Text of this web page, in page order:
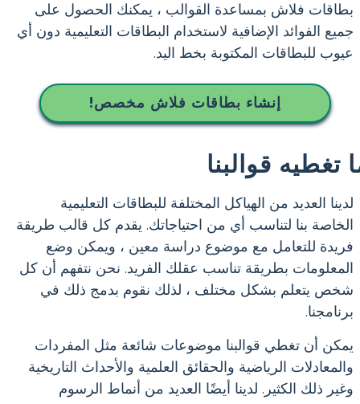
بطاقات فلاش بمساعدة القوالب ، يمكنك الحصول على
جميع الفوائد الإضافية لاستخدام البطاقات التعليمية دون أي
عيوب للبطاقات المكتوبة بخط اليد.
إنشاء بطاقات فلاش مخصص!
تغطيه قوالبنا
لدينا العديد من الهياكل المختلفة للبطاقات التعليمية
الخاصة بنا لتناسب أي من احتياجاتك. يقدم كل قالب طريقة
فريدة للتعامل مع موضوع دراسة معين ، ويمكن وضع
المعلومات بطريقة تناسب عقلك الفريد. نحن نتفهم أن كل
شخص يتعلم بشكل مختلف ، لذلك نقوم بدمج ذلك في
برنامجنا.
يمكن أن تغطي قوالبنا موضوعات شائعة مثل المفردات
والمعادلات الرياضية والحقائق العلمية والأحداث التاريخية
وغير ذلك الكثير. لدينا أيضًا العديد من أنماط الرسوم